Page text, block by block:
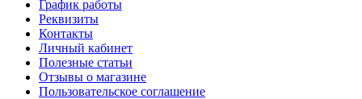
График работы
Реквизиты
Контакты
Личный кабинет
Полезные статьи
Отзывы о магазине
Пользовательское соглашение